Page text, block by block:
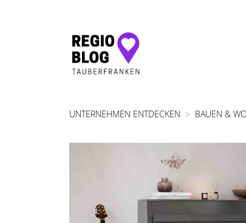
Hauptnavigation
UNTERNEHMEN ENTDECKEN BAUEN &